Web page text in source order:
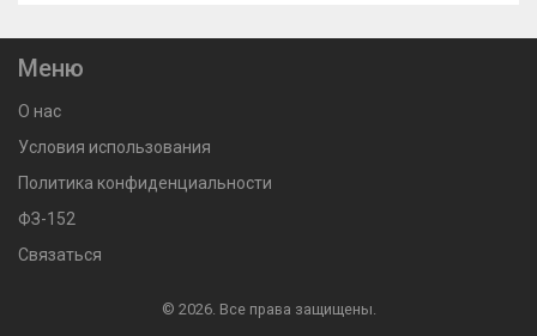
Меню
О нас
Условия использования
Политика конфиденциальности
ФЗ-152
Связаться
© 2026. Все права защищены.